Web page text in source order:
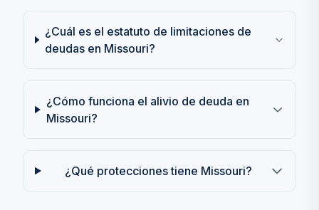
¿Cuál es el estatuto de limitaciones de
deudas en Missouri?
¿Cómo funciona el alivio de deuda en
Missouri?
¿Qué protecciones tiene Missouri?